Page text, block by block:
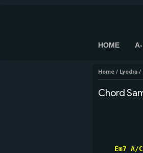
HOME
Home / Lyodra /
Chord
Em7 A/